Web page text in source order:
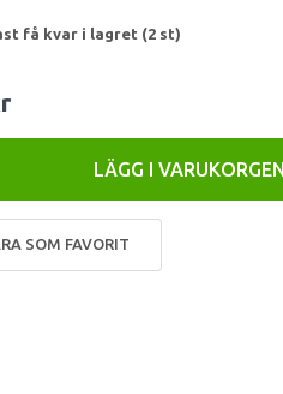
få kvar i lagret (2 st)
LÄGG I VARUKORGEN
SOM FAVORIT